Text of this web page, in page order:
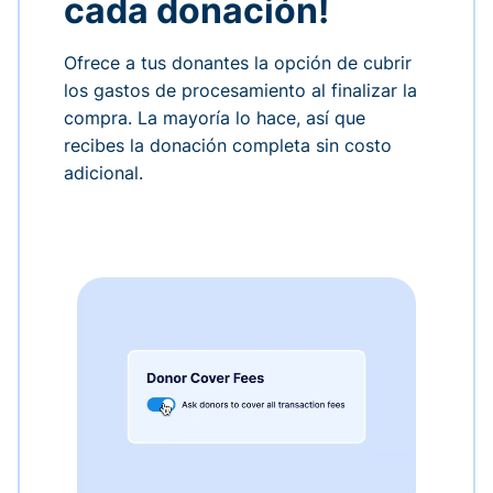
cada donación!
Ofrece a tus donantes la opción de cubrir
los gastos de procesamiento al finalizar la
compra. La mayoría lo hace, así que
recibes la donación completa sin costo
adicional.